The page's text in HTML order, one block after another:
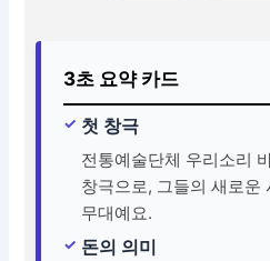
3초 요약 카드
첫 창극
전통예술단체 우리소리
창극으로, 그들의 새로운
무대예요.
돈의 의미